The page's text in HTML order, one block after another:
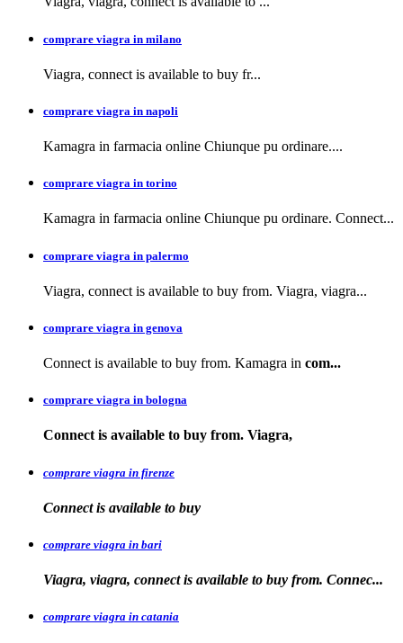
comprare viagra in milano
Viagra, connect is available to buy fr...
comprare viagra in napoli
Kamagra in farmacia online Chiunque pu ordinare....
comprare viagra in torino
Kamagra in farmacia online Chiunque pu ordinare. Connect...
comprare viagra in palermo
Viagra, connect is available to buy from. Viagra, viagra...
comprare viagra in genova
Connect is available to buy from. Kamagra in com...
comprare viagra in bologna
Connect is available to buy from. Viagra,
comprare viagra in firenze
Connect is available to buy
comprare viagra in bari
Viagra, viagra, connect is available to buy from. Connec...
comprare viagra in catania